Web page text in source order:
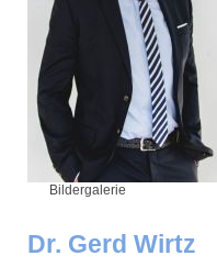
Bildergalerie
Bildergalerie
Dr. Gerd Wirtz